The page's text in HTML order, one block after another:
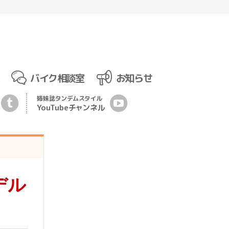
バイク相談室
お知らせ
姉妹誌タンデムスタイル
YouTubeチャンネル
ル